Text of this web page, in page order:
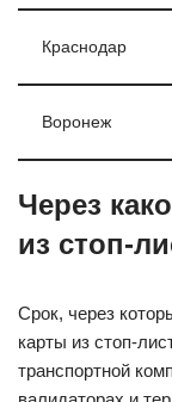
Краснодар
Воронеж
Через
из стоп-
Срок, через
карты из стоп-
транспортной